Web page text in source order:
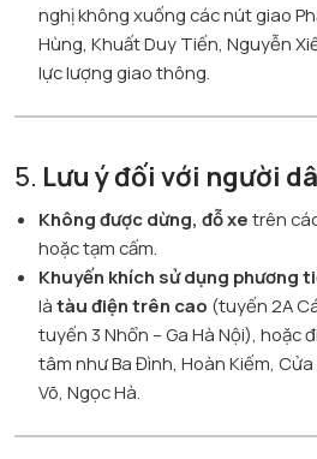
nghị không xuống các nút giao
Hùng, Khuất Duy Tiến, Nguyễn
lực lượng giao thông.
5. Lưu ý đối với người
Không được dừng, đỗ xe trên
hoặc tạm cấm.
Khuyến khích sử dụng phương
là tàu điện trên cao (tuyến 2A
tuyến 3 Nhổn – Ga Hà Nội), hoặc
tâm như Ba Đình, Hoàn Kiếm,
Võ, Ngọc Hà.